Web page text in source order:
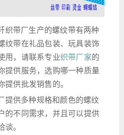
织带厂生产的螺纹带有两种
纹带在礼品包装、玩具装饰
用，请联系专业织带厂家的
提供服务，选购哪一种质量
供批发销售的。
提供多种规格和颜色的螺纹
的不同需求，并且可以提供
。